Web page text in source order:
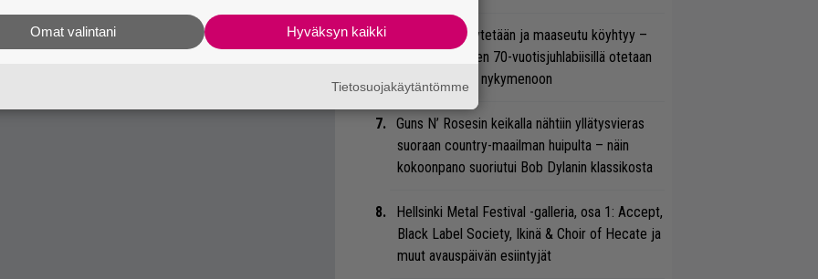
Työläisiä kyykytetään ja maaseutu köyhtyy –
Tumppi Varosen 70-vuotisjuhlabiisillä otetaan
tiukasti kantaa nykymenoon
Guns N’ Rosesin keikalla nähtiin yllätysvieras
suoraan country-maailman huipulta – näin
kokoonpano suoriutui Bob Dylanin klassikosta
Hellsinki Metal Festival -galleria, osa 1: Accept,
Black Label Society, Ikinä & Choir of Hecate ja
muut avauspäivän esiintyjät
Hyväksyn kaikki
Omat valintani
Tietosuojakäytäntömme